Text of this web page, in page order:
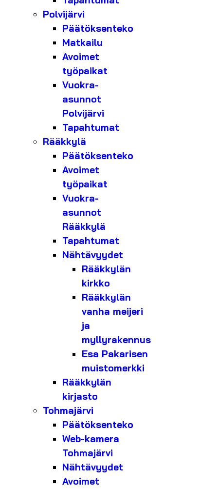
Polvijärvi
Päätöksenteko
Matkailu
Avoimet
työpaikat
Vuokra-
asunnot
Polvijärvi
Tapahtumat
Rääkkylä
Päätöksenteko
Avoimet
työpaikat
Vuokra-
asunnot
Rääkkylä
Tapahtumat
Nähtävyydet
Rääkkylän
kirkko
Rääkkylän
vanha meijeri
ja
myllyrakennus
Esa Pakarisen
muistomerkki
Rääkkylän
kirjasto
Tohmajärvi
Päätöksenteko
Web-kamera
Tohmajärvi
Nähtävyydet
Avoimet